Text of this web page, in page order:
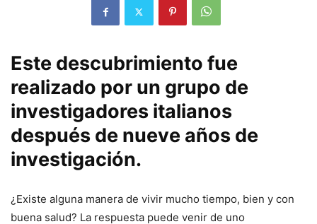
Este descubrimiento fue
realizado por un grupo de
investigadores italianos
después de nueve años de
investigación.
¿Existe alguna manera de vivir mucho tiempo, bien y con
buena salud? La respuesta puede venir de uno